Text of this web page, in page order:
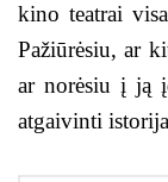
kino teatrai
Pažiūrėsiu, ar
ar norėsiu į ją
atgaivinti